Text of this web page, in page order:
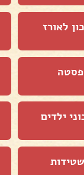
לאורז
פסטה
ילדים